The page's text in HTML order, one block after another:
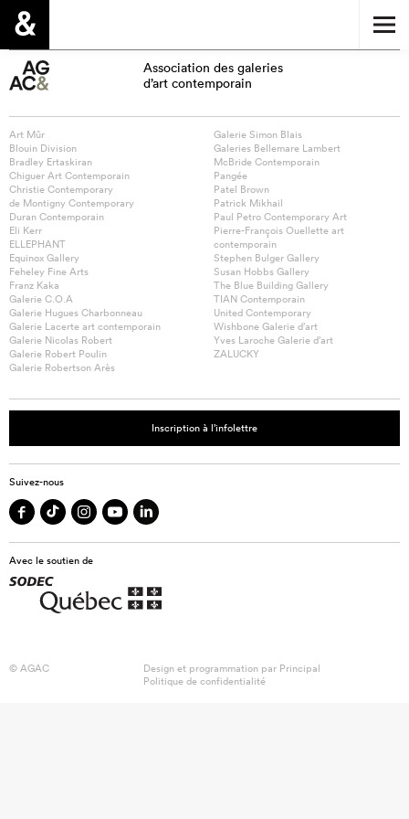
Association des galeries
d’art contemporain
Art Mûr
Blouin Division
Bradley Ertaskiran
Chiguer Art Contemporain
Christie Contemporary
de Montigny Contemporary
Duran Contemporain
Eli Kerr
ELLEPHANT
Equinox Gallery
Feheley Fine Arts
Franz Kaka
Galerie C.O.A
Galerie Hugues Charbonneau
Galerie Lacerte art contemporain
Galerie Nicolas Robert
Galerie Robert Poulin
Galerie Robertson Arès
Galerie Simon Blais
Galeries Bellemare Lambert
McBride Contemporain
Pangée
Patel Brown
Patrick Mikhail
Paul Petro Contemporary Art
Pierre-François Ouellette art
contemporain
Stephen Bulger Gallery
Susan Hobbs Gallery
The Blue Building Gallery
TIAN Contemporain
United Contemporary
Wishbone Galerie d’art
Yves Laroche Galerie d’art
ZALUCKY
Inscription à l’infolettre
Suivez-nous
Avec le soutien de
© AGAC Design et programmation par Principal
Politique de confidentialité